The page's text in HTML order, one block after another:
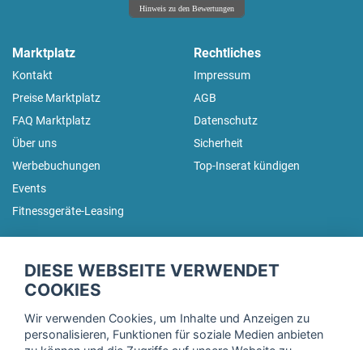
Hinweis zu den Bewertungen
Marktplatz
Kontakt
Preise Marktplatz
FAQ Marktplatz
Über uns
Werbebuchungen
Events
Fitnessgeräte-Leasing
Rechtliches
Impressum
AGB
Datenschutz
Sicherheit
Top-Inserat kündigen
Trage dich hier für unseren Newsletter ein und erhalte regelmäßig
DIESE WEBSEITE VERWENDET
COOKIES
Wir verwenden Cookies, um Inhalte und Anzeigen zu
personalisieren, Funktionen für soziale Medien anbieten